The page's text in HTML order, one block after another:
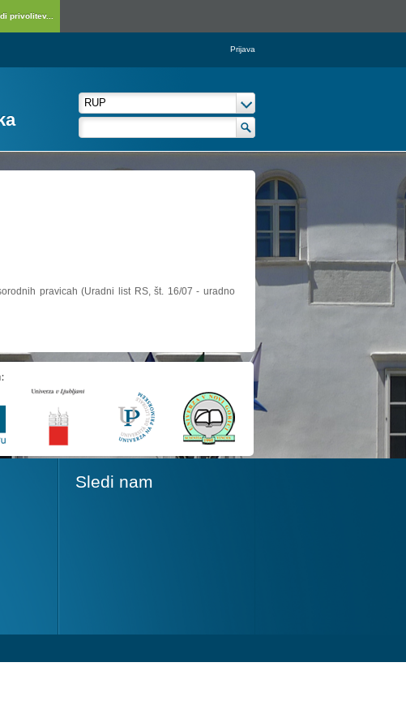
privolitev...
Prijava
pravicah (Uradni list RS, št. 16/07 - uradno
Sledi nam